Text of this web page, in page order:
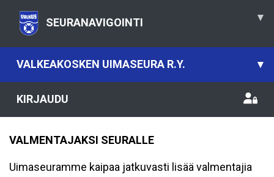
SEURANAVIGOINTI ▾
VALKEAKOSKEN UIMASEURA R.Y. ▾
KIRJAUDU
VALMENTAJAKSI SEURALLE
Uimaseuramme kaipaa jatkuvasti lisää valmentajia